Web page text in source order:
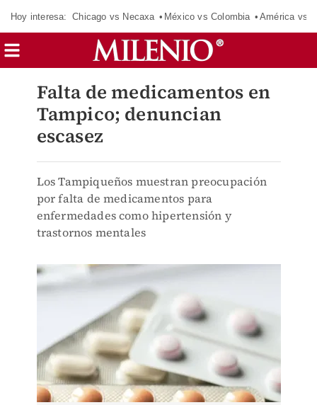
Hoy interesa: Chicago vs Necaxa México vs Colombia América vs
Falta de medicamentos en
Tampico; denuncian
escasez
Los Tampiqueños muestran preocupación
por falta de medicamentos para
enfermedades como hipertensión y
trastornos mentales